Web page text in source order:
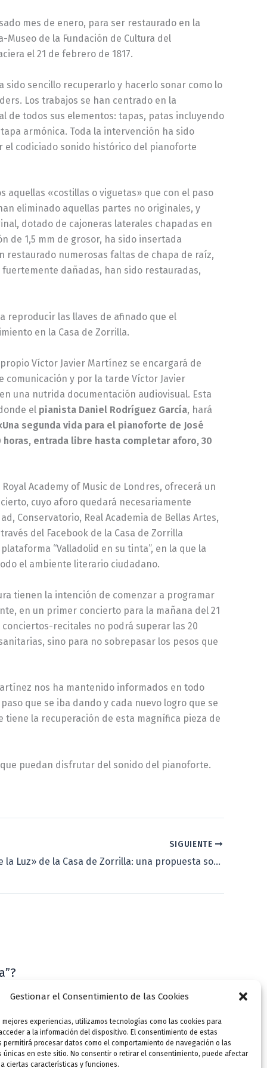
Gestionar el Consentimiento de las Cookies
mejores experiencias, utilizamos tecnologías como las cookies para
a la información del dispositivo. El consentimiento de estas
permitirá procesar datos como el comportamiento de navegación o las
únicas en este sitio. No consentir o retirar el consentimiento, puede afectar
ciertas características y funciones.
mes de enero, para ser restaurado en la
Museo de la Fundación de Cultura del
el 21 de febrero de 1817.
sencillo recuperarlo y hacerlo sonar como lo
Los trabajos se han centrado en la
de todos sus elementos: tapas, patas incluyendo
armónica. Toda la intervención ha sido
el codiciado sonido histórico del pianoforte
«costillas o viguetas» que con el paso
eliminado aquellas partes no originales, y
dotado de cajoneras laterales chapadas en
de 1,5 mm de grosor, ha sido insertada
restaurado numerosas faltas de chapa de raíz,
dañadas, han sido restauradas,
reproducir las llaves de afinado que el
en la Casa de Zorrilla.
Víctor Javier Martínez se encargará de
comunicación y por la tarde Víctor Javier
una nutrida documentación audiovisual. Esta
el pianista Daniel Rodríguez García, hará
segunda vida para el pianoforte de José
entrada libre hasta completar aforo, 30
Academy of Music de Londres, ofrecerá un
cuyo aforo quedará necesariamente
Conservatorio, Real Academia de Bellas Artes,
del Facebook de la Casa de Zorrilla
“Valladolid en su tinta”, en la que la
el ambiente literario ciudadano.
tienen la intención de comenzar a programar
en un primer concierto para la mañana del 21
recitales no podrá superar las 20
sino para no sobrepasar los pesos que
nos ha mantenido informados en todo
que se iba dando y cada nuevo logro que se
tiene la recuperación de esta magnífica pieza de
puedan disfrutar del sonido del pianoforte.
SIGUIENTE
El «Belén de la Luz» de la Casa de Zorrilla: una propuesta sobrecogedora
VLLensutinta